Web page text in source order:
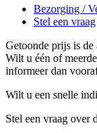
Bezorging /
Stel een vraag
Getoonde prijs is de
Wilt u één of
informeer dan
Wilt u een snelle
Stel een vraag over